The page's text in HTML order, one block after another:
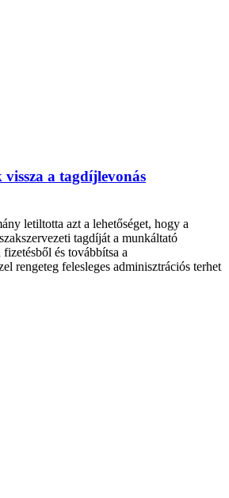
a tagdíjlevonás
letiltotta azt a lehetőséget, hogy a
tagdíját a munkáltató
és továbbítsa a
rengeteg felesleges adminisztrációs terhet